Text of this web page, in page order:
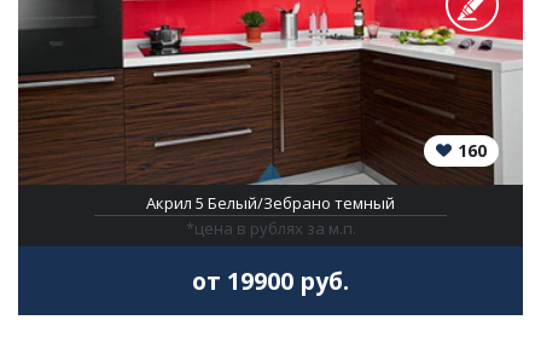
160
Акрил 5 Белый/Зебрано темный
*цена в рублях за м.п.
от 19900 руб.